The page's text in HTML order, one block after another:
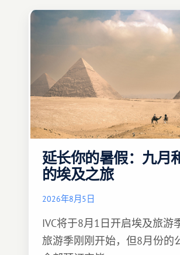
延长你的暑假：九月
的埃及之旅
2026年8月5日
IVC将于8月1日开启埃及旅游
旅游季刚刚开始，但8月份的